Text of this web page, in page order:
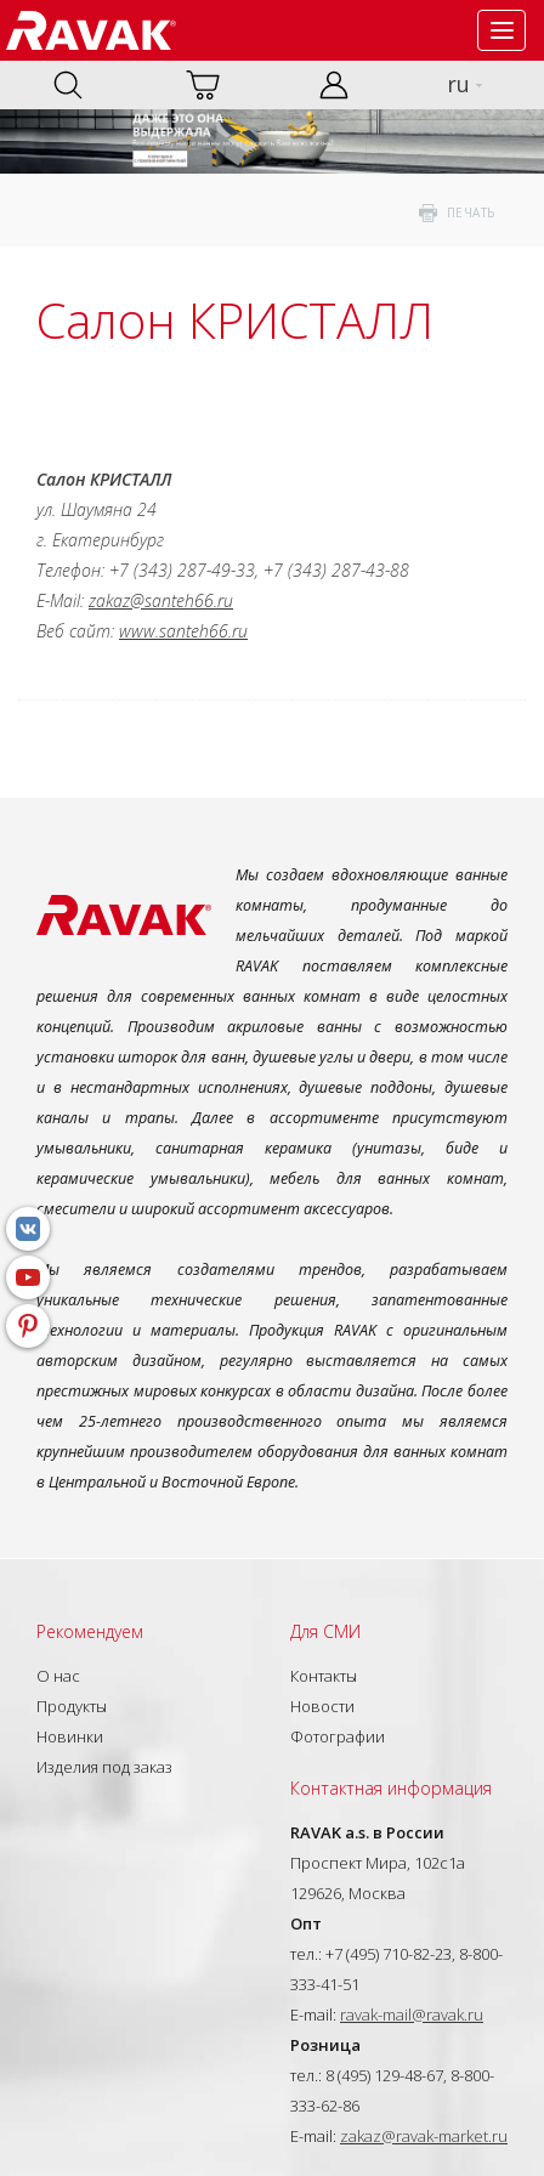
ru
ПЕЧАТЬ
Салон КРИСТАЛЛ
Салон КРИСТАЛЛ
ул. Шаумяна 24
г. Екатеринбург
Телефон: +7 (343) 287-49-33, +7 (343) 287-43-88
E-Mail: zakaz@santeh66.ru
Веб сайт: www.santeh66.ru
Мы создаем вдохновляющие ванные
комнаты, продуманные до
мельчайших деталей. Под маркой
RAVAK поставляем комплексные
решения для современных ванных комнат в виде целостных
концепций. Производим акриловые ванны с возможностью
установки шторок для ванн, душевые углы и двери, в том числе
и в нестандартных исполнениях, душевые поддоны, душевые
каналы и трапы. Далее в ассортименте присутствуют
умывальники, санитарная керамика (унитазы, биде и
керамические умывальники), мебель для ванных комнат,
смесители и широкий ассортимент аксессуаров.
Мы являемся создателями трендов, разрабатываем
уникальные технические решения, запатентованные
технологии и материалы. Продукция RAVAK с оригинальным
авторским дизайном, регулярно выставляется на самых
престижных мировых конкурсах в области дизайна. После более
чем 25-летнего производственного опыта мы являемся
крупнейшим производителем оборудования для ванных комнат
в Центральной и Восточной Европе.
Рекомендуем
О нас
Продукты
Новинки
Изделия под заказ
Для СМИ
Контакты
Новости
Фотографии
Контактная информация
RAVAK a.s. в России
Проспект Мира, 102с1а
129626, Москва
Опт
тел.: +7 (495) 710-82-23, 8-800-
333-41-51
E-mail: ravak-mail@ravak.ru
Розница
тел.: 8 (495) 129-48-67, 8-800-
333-62-86
E-mail: zakaz@ravak-market.ru